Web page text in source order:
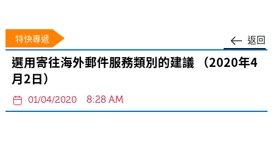
返回
特快專遞
選用寄往海外郵件服務類別的建議 （2020年4
月2日）
01/04/2020 8:28 AM